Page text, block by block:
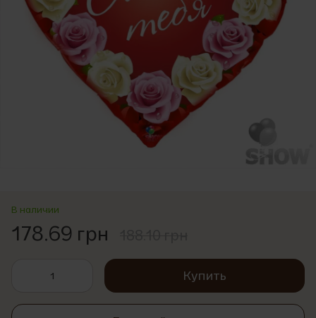
В наличии
178.69 грн
Купить